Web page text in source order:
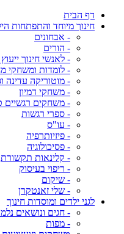
דף הבית
חינוך מיוחד והתפתחות
- אבחונים
- הורים
- לאנשי חינוך
- לומדות ומשחקי
- מוטוריקה עדינה
- משחקי דמיון
- משחקים רגשיים
- ספרי רגשות
- עו"ס
- פיזיותרפיה
- פסיכולוגיה
- קלינאות תקשורת
- ריפוי בעיסוק
- שיקום
- שלי זאנטקרן
לגני ילדים ומוסדות חינוך
- חגים ונושאים
- מפות